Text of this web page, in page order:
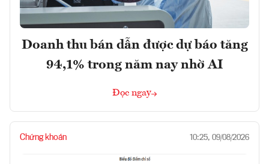
Doanh thu bán dẫn được dự báo tăng
94,1% trong năm nay nhờ AI
Đọc ngay
Chứng khoán 10:25, 09/08/2026